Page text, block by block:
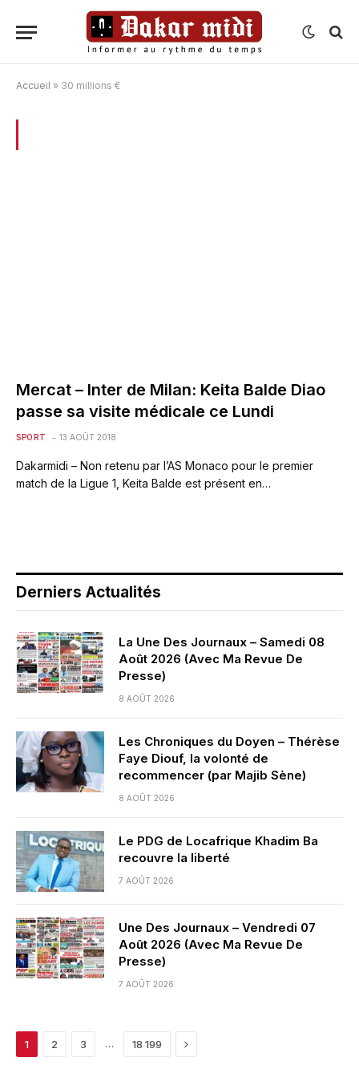
Accueil » 30 millions €
Mercat – Inter de Milan: Keita Balde Diao
passe sa visite médicale ce Lundi
SPORT 13 AOÛT 2018
Dakarmidi – Non retenu par l’AS Monaco pour le premier
match de la Ligue 1, Keita Balde est présent en…
Derniers Actualités
La Une Des Journaux – Samedi 08
Août 2026 (Avec Ma Revue De
Presse)
8 AOÛT 2026
Les Chroniques du Doyen – Thérèse
Faye Diouf, la volonté de
recommencer (par Majib Sène)
8 AOÛT 2026
Le PDG de Locafrique Khadim Ba
recouvre la liberté
7 AOÛT 2026
Une Des Journaux – Vendredi 07
Août 2026 (Avec Ma Revue De
Presse)
7 AOÛT 2026
1 2 3 … 18 199 Next